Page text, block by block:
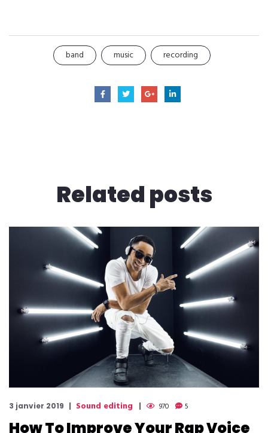
band music recording
Relatedposts
3 janvier 2019 Sound editing 970 5
How To Improve Your Rap Voice